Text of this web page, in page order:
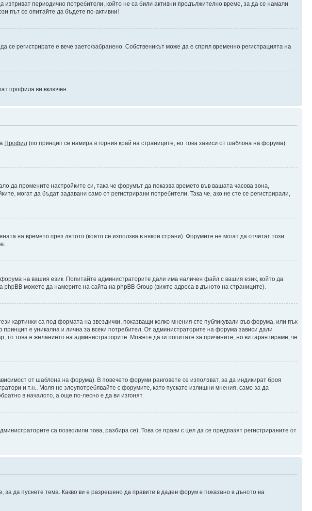
периодично потребители, който не са били активни продължително време, за да се намали
път се опитайте да бъдете по-активни!
регистрирате е вече заето/забранено. Собственикът може да е спрял временно регистрацията на
профила ви включен.
Профил (по принцип се намира в горния край на страниците, но това зависи от шаблона на форума).
да промените настройките си, така че форумът да показва времето във вашата часова зона,
могат да бъдат задавани само от регистрирани потребители. Така че, ако не сте се регистрирали,
на времето през лятото (която се използва в някои страни). Форумите не могат да отчитат този
на вашия език. Попитайте администраторите дали има наличен файл с вашия език, който да
можете да намерите на сайта на phpBB Group (вижте адреса в дъното на страниците).
картинки са под формата на звездички, показващи колко мнения сте публикували във форума, или пък
е уникална и лична за всеки потребител. От администраторите на форума зависи дали
това е желанието на администраторите. Можете да ги попитате за причините, но ви гарантираме, че
от шаблона на форума). В повечето форуми ранговете се използват, за да индикират броя
и т.н.. Моля не злоупотребявайте с форумите, като пускате излишни мнения, само за да
в началото, а още по-лесно е да ви изгонят.
са позволили това, разбира се). Това се прави с цел да се предпазят регистрираните от
да пуснете тема. Какво ви е разрешено да правите в даден форум е показано в дъното на